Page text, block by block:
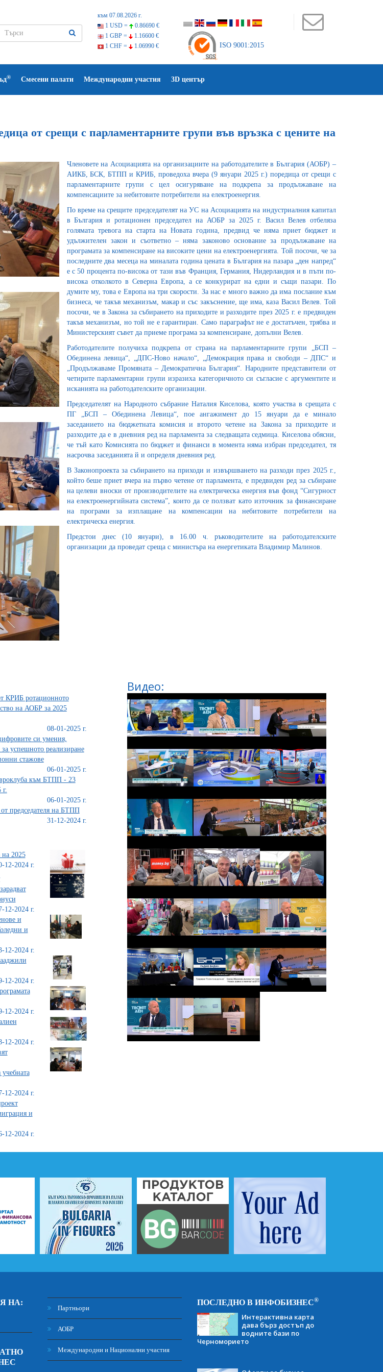
към 07.08.2026 г.
1 USD =
0.86690 €
1 GBP =
1.16600 €
1 CHF =
1.06990 € ISO 9001:2015
® Смесени палати Международни участия 3D център
от срещи с парламентарните групи във връзка с цените на
Членовете на Асоциацията на организациите на работодателите в България (АОБР) –
АИКБ, БСК, БТПП и КРИБ, проведоха вчера (9 януари 2025 г.) поредица от срещи с
парламентарните групи с цел осигуряване на подкрепа за продължаване на
компенсациите за небитовите потребители на електроенергия.
По време на срещите председателят на УС на Асоциацията на индустриалния капитал
в България и ротационен председател на АОБР за 2025 г. Васил Велев отбеляза
голямата тревога на старта на Новата година, предвид че няма приет бюджет и
удължителен закон и съответно – няма законово основание за продължаване на
програмата за компенсиране на високите цени на електроенергията. Той посочи, че за
последните два месеца на миналата година цената в България на пазара „ден напред“
е с 50 процента по-висока от тази във Франция, Германия, Нидерландия и в пъти по-
висока отколкото в Северна Европа, а се конкурират на едни и същи пазари. По
думите му, това е Европа на три скорости. За нас е много важно да има послание към
бизнеса, че такъв механизъм, макар и със закъснение, ще има, каза Васил Велев. Той
посочи, че в Закона за събирането на приходите и разходите през 2025 г. е предвиден
такъв механизъм, но той не е гарантиран. Само параграфът не е достатъчен, трябва и
Министерският съвет да приеме програма за компенсиране, допълни Велев.
Работодателите получиха подкрепа от страна на парламентарните групи „БСП –
Обединена левица“, „ДПС-Ново начало“, „Демокрация права и свободи – ДПС“ и
„Продължаваме Промяната – Демократична България“. Народните представители от
четирите парламентарни групи изразиха категоричното си съгласие с аргументите и
исканията на работодателските организации.
Председателят на Народното събрание Наталия Киселова, която участва в срещата с
ПГ „БСП – Обединена Левица“, пое ангажимент до 15 януари да е минало
заседанието на бюджетната комисия и второто четене на Закона за приходите и
разходите да е в дневния ред на парламента за следващата седмица. Киселова обясни,
че тъй като Комисията по бюджет и финанси в момента няма избран председател, тя
насрочва заседанията й и определя дневния ред.
В Законопроекта за събирането на приходи и извършването на разходи през 2025 г.,
който беше приет вчера на първо четене от парламента, е предвиден ред за събиране
на целеви вноски от производителите на електрическа енергия във фонд “Сигурност
на електроенергийната система”, които да се ползват като източник за финансиране
на програми за изплащане на компенсации на небитовите потребители на
електрическа енергия.
Предстои днес (10 януари), в 16.00 ч. ръководителите на работодателските
организации да проведат среща с министъра на енергетиката Владимир Малинов.
КРИБ ротационното
на АОБР за 2025
08-01-2025 г.
си умения,
успешното реализиране
стажове
06-01-2025 г.
към БТПП - 23
06-01-2025 г.
председателя на БТПП
31-12-2024 г.
на 2025
12-2024 г.
12-2024 г.
и
и
12-2024 г.
12-2024 г.
12-2024 г.
12-2024 г.
12-2024 г.
и
12-2024 г.
Видео:
НА:
Партньори
АОБР
Международни и Национални участия
ПОСЛЕДНО В ИНФОБИЗНЕС®
Интерактивна карта
дава бърз достъп до
водните бази по
Черноморието